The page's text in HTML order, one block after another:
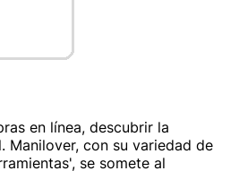
en línea, descubrir la
Manilover, con su variedad de
se somete al